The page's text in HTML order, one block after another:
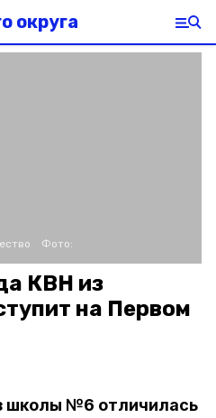
округа
Фото:
КВН из
на Первом
школы №6 отличилась